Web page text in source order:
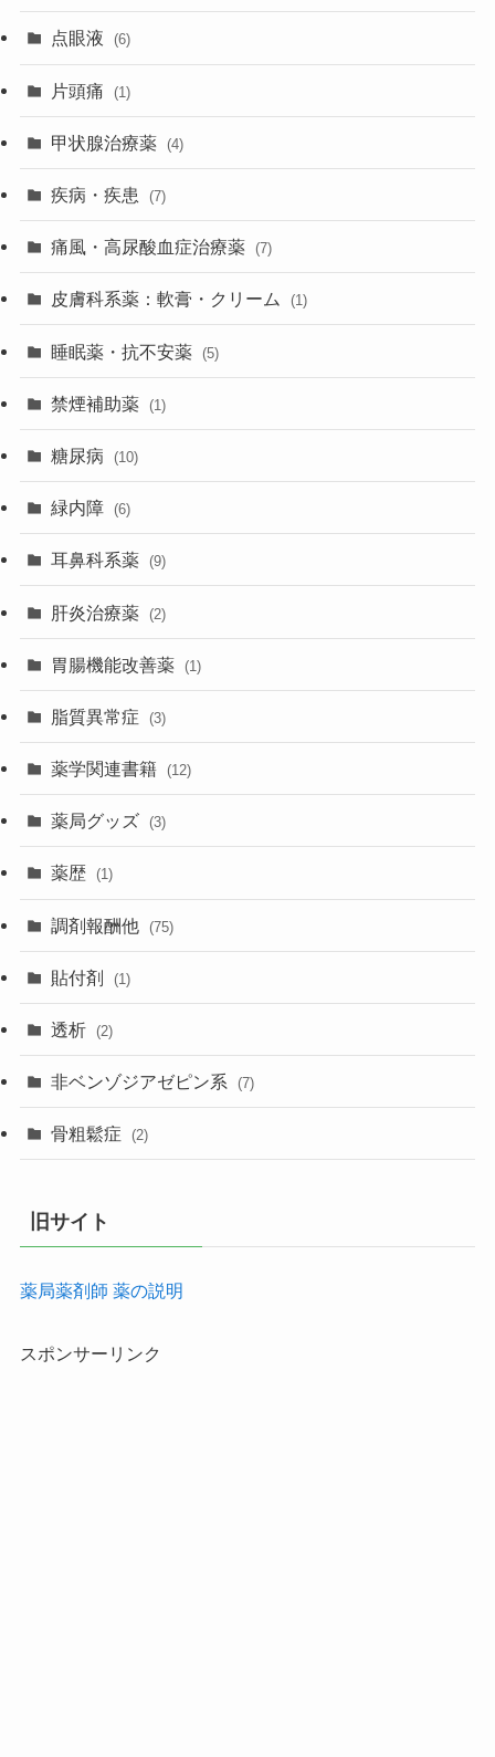
点眼液 (6)
片頭痛 (1)
甲状腺治療薬 (4)
疾病・疾患 (7)
痛風・高尿酸血症治療薬 (7)
皮膚科系薬：軟膏・クリーム (1)
睡眠薬・抗不安薬 (5)
禁煙補助薬 (1)
糖尿病 (10)
緑内障 (6)
耳鼻科系薬 (9)
肝炎治療薬 (2)
胃腸機能改善薬 (1)
脂質異常症 (3)
薬学関連書籍 (12)
薬局グッズ (3)
薬歴 (1)
調剤報酬他 (75)
貼付剤 (1)
透析 (2)
非ベンゾジアゼピン系 (7)
骨粗鬆症 (2)
旧サイト
薬局薬剤師 薬の説明
スポンサーリンク